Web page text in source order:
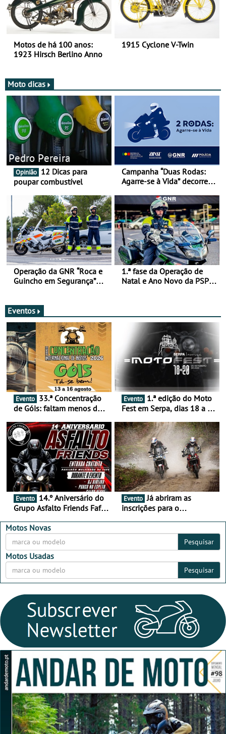
Motos de há 100 anos:
1923 Hirsch Berlino Anno
1915 Cyclone V-Twin
Moto dicas
Pedro Pereira
Opinião
poupar combustível
Campanha “Duas Rodas:
Agarre-se à Vida” decorre
Operação da GNR “Roca e
Guincho em Segurança”
1.ª fase da Operação de
Natal e Ano Novo da PSP e
Eventos
Evento
de Góis: faltam menos de
16 de agosto
Evento
Fest em Serpa, dias 18 a 20
duas rodas invade o Baixo
Alentejo
Evento
Grupo Asfalto Friends Fafe,
2026
Evento Já abriram as
inscrições para o
Motos Novas
Pesquisar
Motos Usadas
Pesquisar